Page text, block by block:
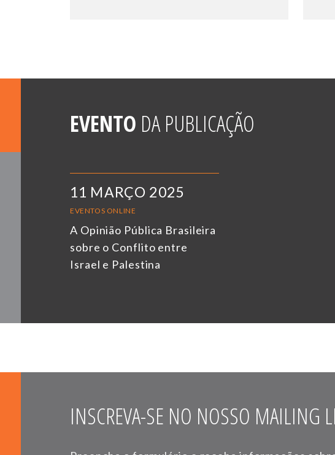
EVENTO DA PUBLICAÇÃO
11 MARÇO 2025
EVENTOS ONLINE
A Opinião Pública Brasileira
sobre o Conflito entre
Israel e Palestina
INSCREVA-SE NO NOSSO MAILING